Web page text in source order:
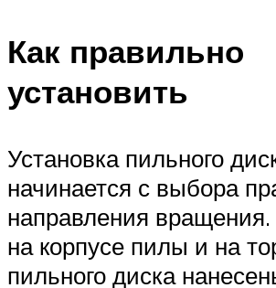
Как правильно
установить
Установка пильного
начинается с выбора
направления вращения.
на корпусе пилы и на
пильного диска